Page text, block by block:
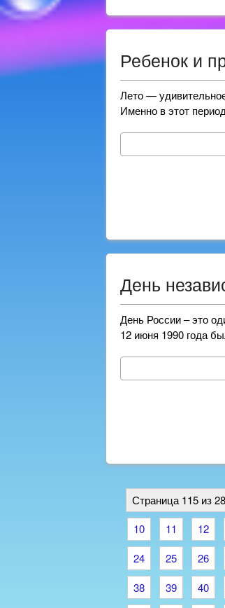
Ребенок и
Лето —
Именно в этот
День
День России – это
12 июня 1990 года
Страница 115 из
10
11 12
24
25 26
38
39 40